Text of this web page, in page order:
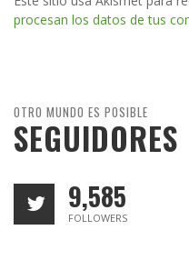
procesan los datos de tus
OTRO MUNDO ES POSIBLE
SEGUIDORES
9,585
FOLLOWERS